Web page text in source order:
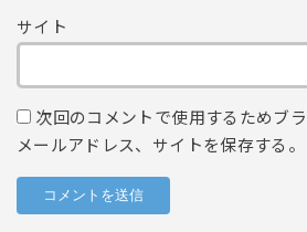
サイト
次回のコメントで使用するためブ
メールアドレス、サイトを保存する。